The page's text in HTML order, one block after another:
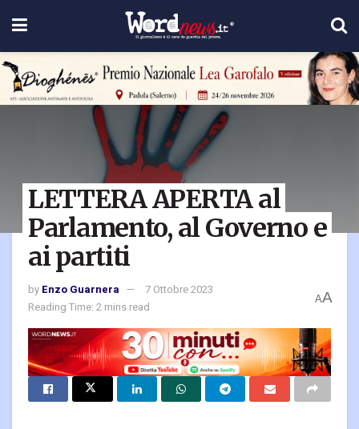
LETTERA APERTA al
Parlamento, al Governo e
ai partiti
by Enzo Guarnera
7 Ottobre 2023
Reading Time: 2 mins read
AA